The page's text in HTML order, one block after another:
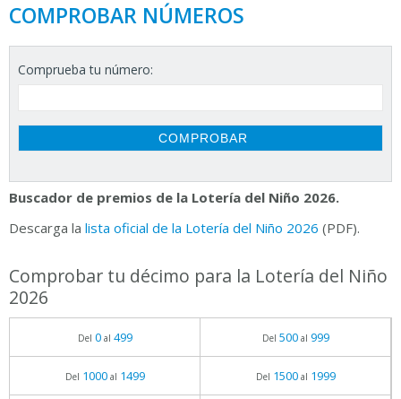
COMPROBAR NÚMEROS
Comprueba tu número:
Buscador de premios de la Lotería del Niño 2026.
Descarga la lista oficial de la Lotería del Niño 2026 (PDF).
Comprobar tu décimo para la Lotería del Niño
2026
Del 0al 499 Del 500al 999
Del 1000al 1499 Del 1500al 1999